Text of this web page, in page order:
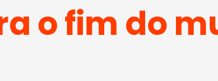
o fim do